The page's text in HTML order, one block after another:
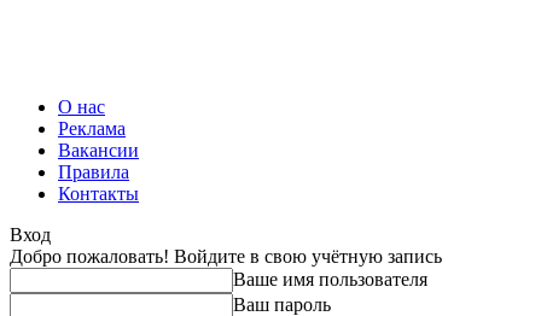
О нас
Реклама
Вакансии
Правила
Контакты
Вход
Добро пожаловать! Войдите в свою учётную запись
Ваше имя пользователя
Ваш пароль